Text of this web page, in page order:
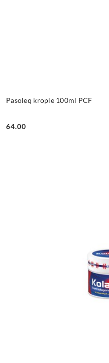
Pasoleq krople 100ml PCF
Cena:
64.00